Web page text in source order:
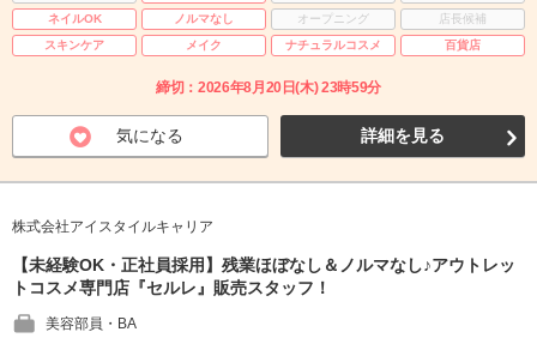
ネイルOK
ノルマなし オープニング
店長候補
スキンケア
メイク ナチュラルコスメ 百貨店
締切：2026年8月20日(木) 23時59分
気になる 詳細を見る
株式会社アイスタイルキャリア
【未経験OK・正社員採用】残業ほぼなし＆ノルマなし♪アウトレッ
トコスメ専門店『セルレ』販売スタッフ！
美容部員・BA